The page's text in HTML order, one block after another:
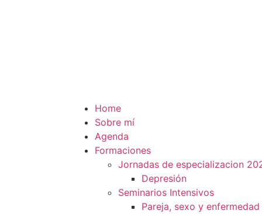
Home
Sobre mí
Agenda
Formaciones
Jornadas de especializacion
Depresión
Seminarios Intensivos
Pareja, sexo y enfermedad